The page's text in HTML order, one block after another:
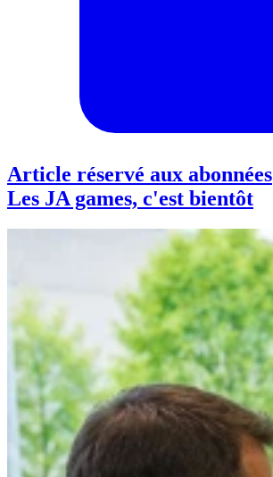
Article réservé aux abonnées
Les JA games, c'est bientôt